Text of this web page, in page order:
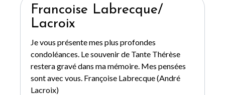
Francoise Labrecque/
Lacroix
Je vous présente mes plus profondes
condoléances. Le souvenir de Tante Thérèse
restera gravé dans ma mémoire. Mes pensées
sont avec vous. Françoise Labrecque (André
Lacroix)